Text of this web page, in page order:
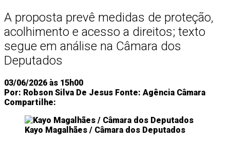
A proposta prevê medidas de proteção,
acolhimento e acesso a direitos; texto
segue em análise na Câmara dos
Deputados
03/06/2026 às 15h00
Por: Robson Silva De Jesus Fonte: Agência Câmara
Compartilhe:
Kayo Magalhães / Câmara dos Deputados